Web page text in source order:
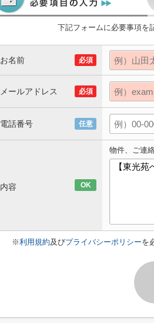
下記フォームに必要事項を
お名前 必須
メールアドレス 必須
電話番号 任意
内容 OK
物件、ご連
※利用規約及びプライバシーポリシーを